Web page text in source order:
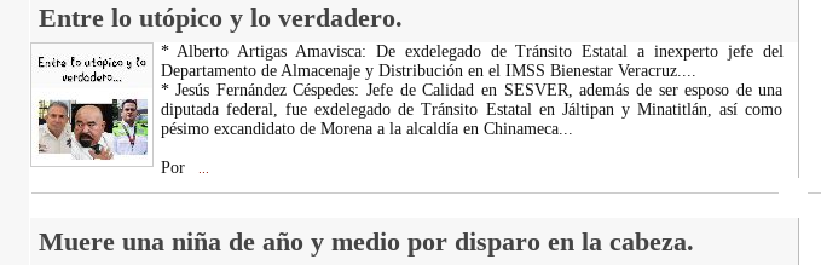
Entre lo utópico y lo verdadero.
* Alberto Artigas Amavisca: De exdelegado de Tránsito Estatal a inexperto jefe del
Departamento de Almacenaje y Distribución en el IMSS Bienestar Veracruz....
* Jesús Fernández Céspedes: Jefe de Calidad en SESVER, además de ser esposo de una
diputada federal, fue exdelegado de Tránsito Estatal en Jáltipan y Minatitlán, así como
pésimo excandidato de Morena a la alcaldía en Chinameca...
Por
Muere una niña de año y medio por disparo en la cabeza.